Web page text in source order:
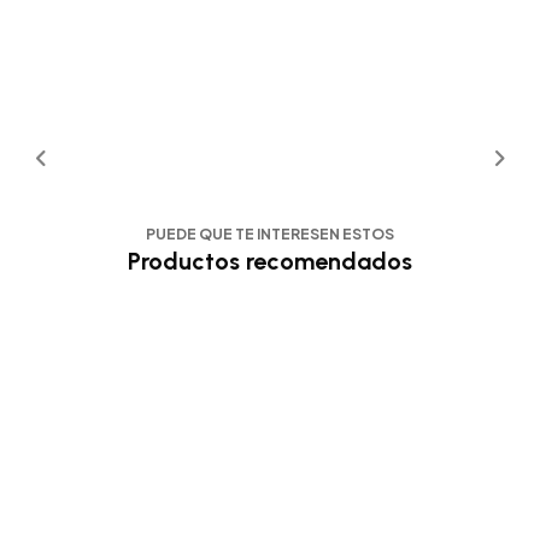
PUEDE QUE TE INTERESEN ESTOS
Productos recomendados